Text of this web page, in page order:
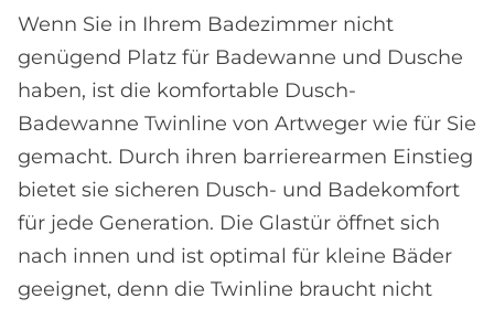
Wenn Sie in Ihrem Badezimmer nicht
genügend Platz für Badewanne und Dusche
haben, ist die komfortable Dusch-
Badewanne Twinline von Artweger wie für Sie
gemacht. Durch ihren barrierearmen Einstieg
bietet sie sicheren Dusch- und Badekomfort
für jede Generation. Die Glastür öffnet sich
nach innen und ist optimal für kleine Bäder
geeignet, denn die Twinline braucht nicht